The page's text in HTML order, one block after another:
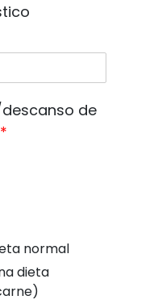
de
*
normal
dieta